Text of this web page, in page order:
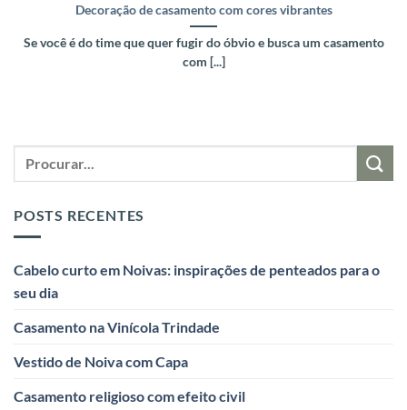
Decoração de casamento com cores vibrantes
Se você é do time que quer fugir do óbvio e busca um casamento
com [...]
POSTS RECENTES
Cabelo curto em Noivas: inspirações de penteados para o
seu dia
Casamento na Vinícola Trindade
Vestido de Noiva com Capa
Casamento religioso com efeito civil